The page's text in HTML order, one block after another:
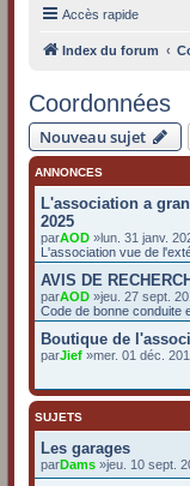
Accès rapide
Index du forum
Coordonnées
Nouveau sujet
ANNONCES
L'association a
2025
parAOD »lun. 31 janv.
L'association vue de
AVIS DE
parAOD »jeu. 27 sept.
Code de bonne conduite
Boutique de
parJief »mer. 01 déc.
SUJETS
Les garages
parDams »jeu. 10 sept.